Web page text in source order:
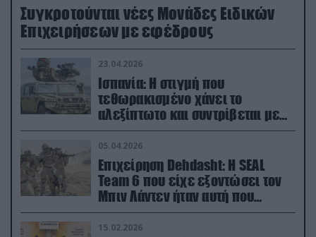
Συγκροτούνται νέες Μονάδες Ειδικών
Επιχειρήσεων με εφέδρους
23.04.2026
Ισπανία: Η στιγμή που
τεθωρακισμένο χάνει το
αλεξίπτωτο και συντρίβεται με
ορμή στο έδαφος (βίντεο)
05.04.2026
Επιχείρηση Dehdasht: Η SEAL
Team 6 που είχε εξοντώσει τον
Μπιν Λάντεν ήταν αυτή που
διέσωσε τον πιλότο του F-15
15.02.2026